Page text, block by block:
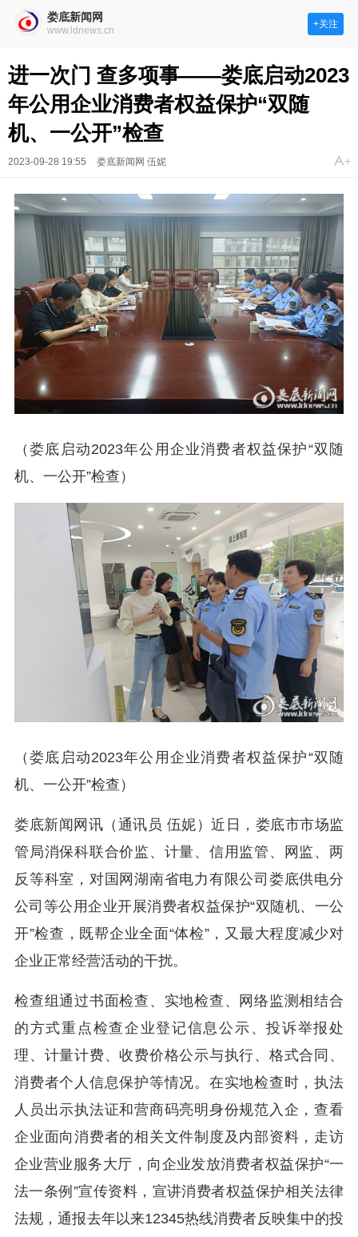
娄底新闻网
www.ldnews.cn
+关注
进一次门 查多项事——娄底启动2023
年公用企业消费者权益保护“双随
机、一公开”检查
2023-09-28 19:55 娄底新闻网 伍妮
（娄底启动2023年公用企业消费者权益保护“双随
机、一公开”检查）
（娄底启动2023年公用企业消费者权益保护“双随
机、一公开”检查）
娄底新闻网讯（通讯员 伍妮）近日，娄底市市场监
管局消保科联合价监、计量、信用监管、网监、两
反等科室，对国网湖南省电力有限公司娄底供电分
公司等公用企业开展消费者权益保护“双随机、一公
开”检查，既帮企业全面“体检”，又最大程度减少对
企业正常经营活动的干扰。
检查组通过书面检查、实地检查、网络监测相结合
的方式重点检查企业登记信息公示、投诉举报处
理、计量计费、收费价格公示与执行、格式合同、
消费者个人信息保护等情况。在实地检查时，执法
人员出示执法证和营商码亮明身份规范入企，查看
企业面向消费者的相关文件制度及内部资料，走访
企业营业服务大厅，向企业发放消费者权益保护“一
法一条例”宣传资料，宣讲消费者权益保护相关法律
法规，通报去年以来12345热线消费者反映集中的投